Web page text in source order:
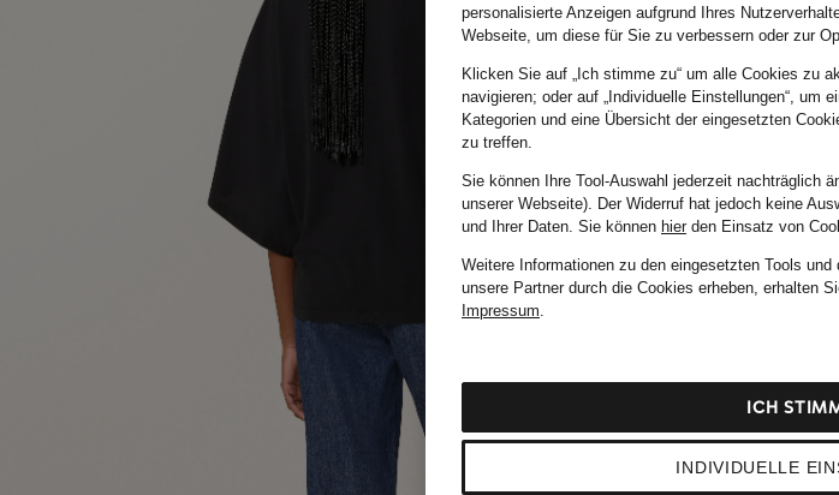
personalisierte Anzeigen aufgrund Ihres
Webseite, um diese für Sie zu verbessern oder zur
Klicken Sie auf „Ich stimme zu“ um alle Cookies zu
navigieren; oder auf „Individuelle Einstellungen“, um
Kategorien und eine Übersicht der eingesetzten
zu treffen.
Sie können Ihre Tool-Auswahl jederzeit nachträglich
unserer Webseite). Der Widerruf hat jedoch keine
und Ihrer Daten. Sie können hierden Einsatz von
Weitere Informationen zu den eingesetzten Tools
unsere Partner durch die Cookies erheben, erhalten
Impressum.
INDIVIDUELLE
ICH